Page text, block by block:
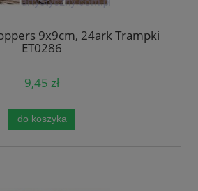
9x9cm, 24ark Trampki
ET0286
9,45 zł
do koszyka